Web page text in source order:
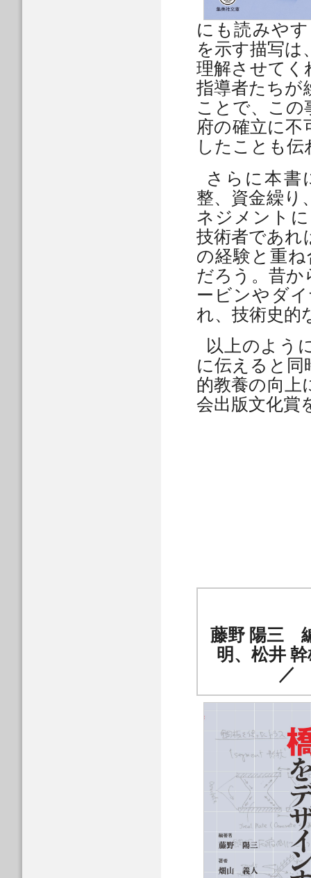
にも読みや
を示す描写は
理解させてく
指導者たちが
ことで、この
府の確立に不
したことも伝
さらに本書
整、資金繰り
ネジメント
技術者であれ
の経験と重
だろう。昔か
ービンやダ
れ、技術史的
以上のよう
に伝えると同
的教養の向上
会出版文化賞
藤野 陽三
明、松井
／